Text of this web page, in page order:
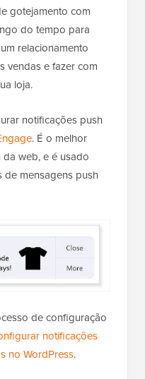
gotejamento com
do tempo para
relacionamento
vendas e fazer com
loja.
notificações push
. É o melhor
web, e é usado
de mensagens push
de configuração
notificações
no WordPress.